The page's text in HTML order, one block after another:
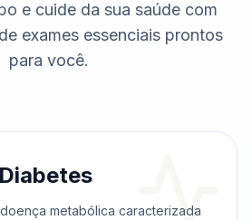
e cuide da sua saúde com
exames essenciais prontos
para você.
metabólica caracterizada